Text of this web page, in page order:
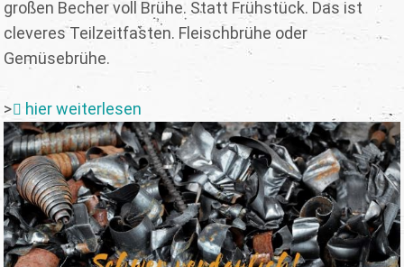
großen Becher voll Brühe. Statt Frühstück. Das ist
cleveres Teilzeitfasten. Fleischbrühe oder
Gemüsebrühe.
> hier weiterlesen